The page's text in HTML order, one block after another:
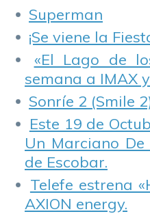
Superman
¡Se viene la
«El Lago de
semana a IMAX
Sonríe 2 (Smile
Este 19 de
Un Marciano
de Escobar.
Telefe estrena
AXION energy.